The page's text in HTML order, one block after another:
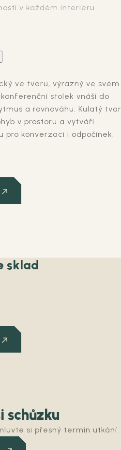
v každém interiéru.
ve tvaru, výrazný ve svém
stolek vnáší do
a rovnováhu. Kulatý tvar
v prostoru a vytváří
pro konverzaci i odpočinek.
sklad
schůzku
si přesný termín utkání